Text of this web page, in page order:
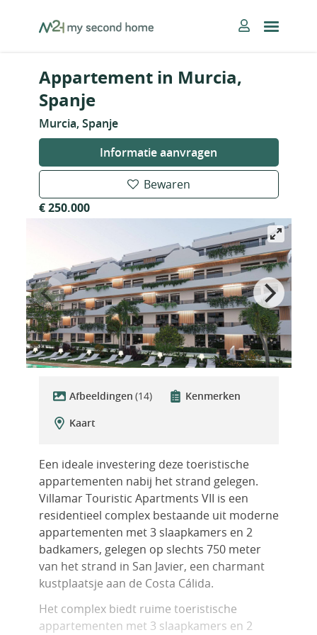
MySecondHome
Appartement in Murcia,
Spanje
Murcia, Spanje
Informatie aanvragen
Bewaren
€ 250.000
Afbeeldingen (14)
Kenmerken
Kaart
Een ideale investering deze toeristische
appartementen nabij het strand gelegen.
Villamar Touristic Apartments VII is een
residentieel complex bestaande uit moderne
appartementen met 3 slaapkamers en 2
badkamers, gelegen op slechts 750 meter
van het strand in San Javier, een charmant
kustplaatsje aan de Costa Cálida.
Het complex biedt ruime toeristische
appartementen met 3 slaapkamers en 2